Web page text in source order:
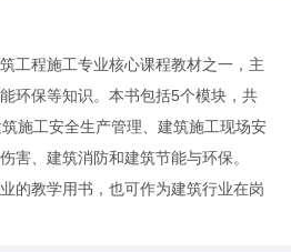
工程施工专业核心课程教材之一，主
环保等知识。本书包括5个模块，共
施工安全生产管理、建筑施工现场安
害、建筑消防和建筑节能与环保。
的教学用书，也可作为建筑行业在岗